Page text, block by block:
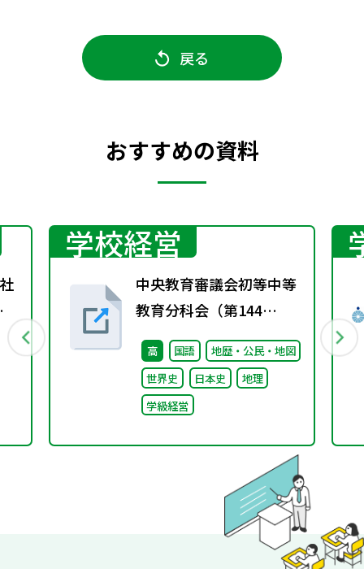
戻る
おすすめの資料
学校経営
中央教育審議会初等中等
教育分科会（第144
回） 配付資料
高 国語
地歴・公民・地図
世界史
日本史
地理
学級経営